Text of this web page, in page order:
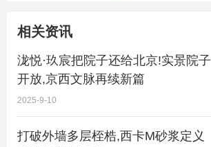
相关资讯
泷悦·玖宸把院子还给北京!实景院子
开放,京西文脉再续新篇
2025-9-10
打破外墙多层桎梏,西卡M砂浆定义